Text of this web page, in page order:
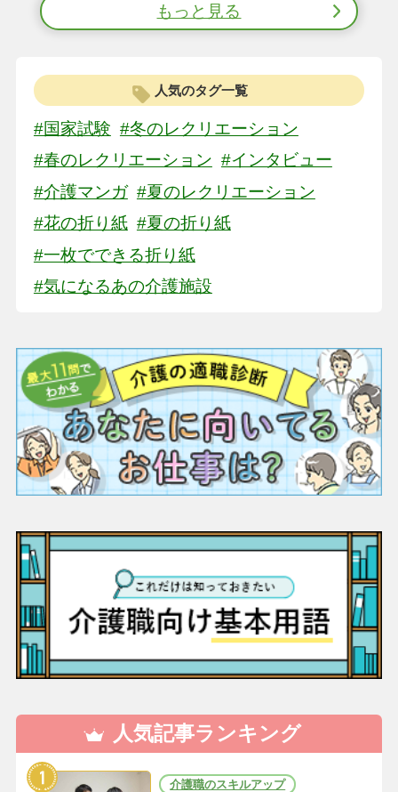
もっと見る
人気のタグ一覧
#国家試験 #冬のレクリエーション
#春のレクリエーション #インタビュー
#介護マンガ #夏のレクリエーション
#花の折り紙 #夏の折り紙
#一枚でできる折り紙
#気になるあの介護施設
人気記事ランキング
介護職のスキルアップ